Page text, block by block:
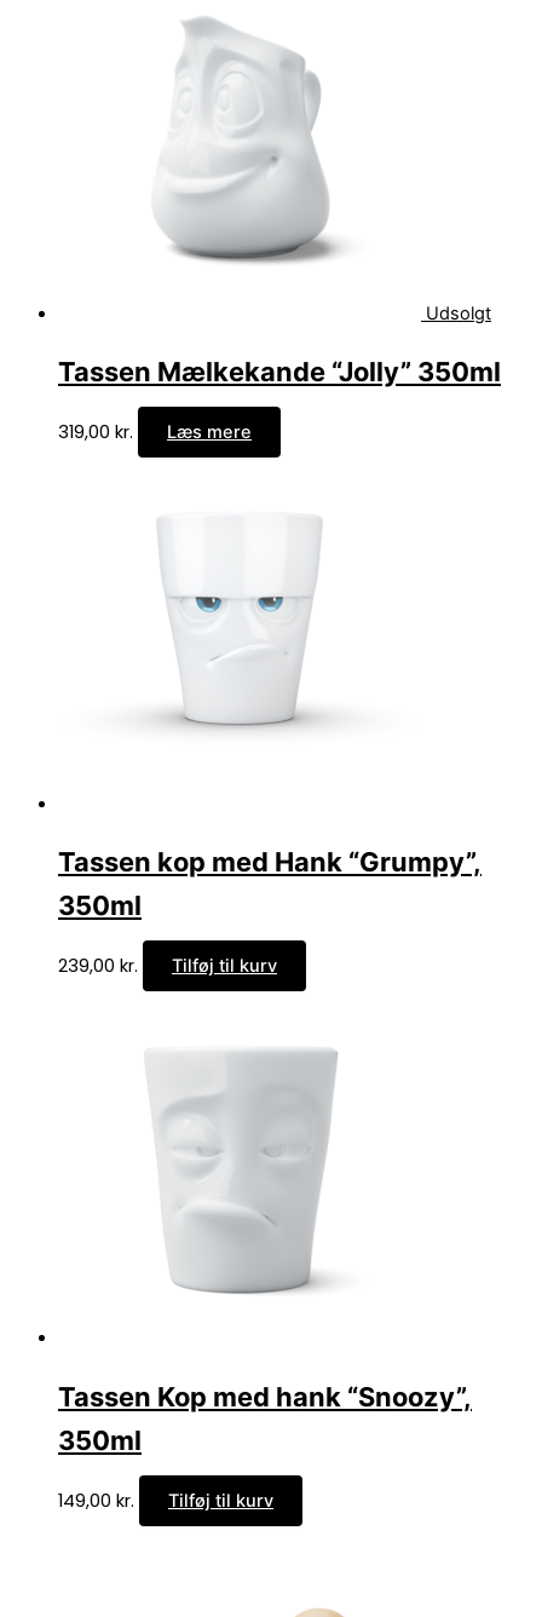
Udsolgt
Tassen Mælkekande “Jolly” 350ml
319,00 kr. Læs mere
Tassen kop med Hank “Grumpy”,
350ml
239,00 kr. Tilføj til kurv
Tassen Kop med hank “Snoozy”,
350ml
149,00 kr. Tilføj til kurv